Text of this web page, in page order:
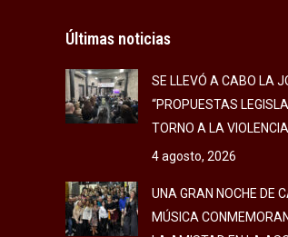
Últimas noticias
SE LLEVÓ A CABO LA
“PROPUESTAS
TORNO A LA
4 agosto, 2026
UNA GRAN NOCHE DE
MÚSICA